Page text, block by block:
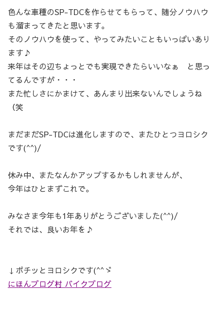
色んな車種のSP-TDCを作らせてもらって、随分ノウハウ
も溜まってきたと思います。
そのノウハウを使って、やってみたいこともいっぱいあり
ます♪
来年はその辺ちょっとでも実現できたらいいなぁ と思っ
てるんですが・・・
また忙しさにかまけて、あんまり出来ないんでしょうね
（笑
まだまだSP-TDCは進化しますので、またひとつヨロシク
です(^^)/
休み中、またなんかアップするかもしれませんが、
今年はひとまずこれで。
みなさま今年も1年ありがとうございました(^^)/
それでは、良いお年を♪
↓ポチッとヨロシクです(^^ゞ
にほんブログ村 バイクブログ